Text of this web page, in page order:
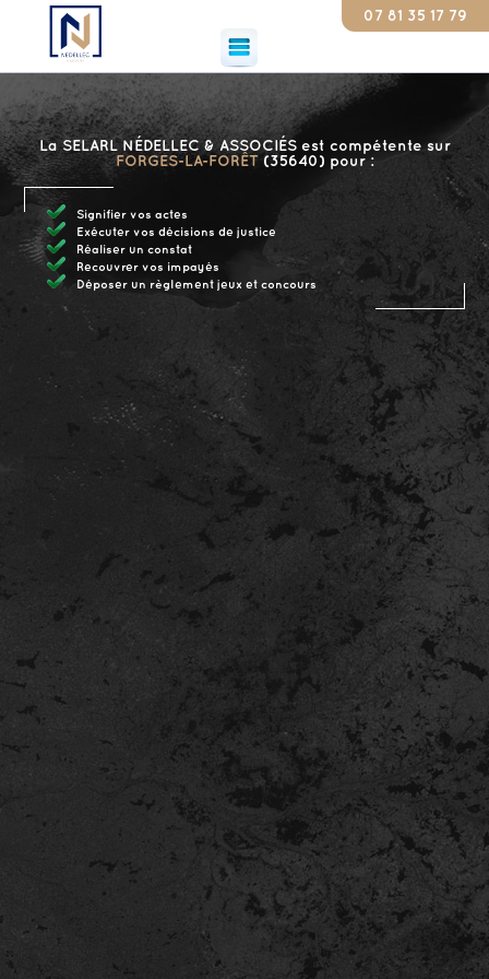
07 81 35 17 79
La SELARL NÉDELLEC & ASSOCIÉS est compétente sur
FORGES-LA-FORÊT (35640) pour :
Signifier vos actes
Exécuter vos décisions de justice
Réaliser un constat
Recouvrer vos impayés
Déposer un règlement jeux et concours